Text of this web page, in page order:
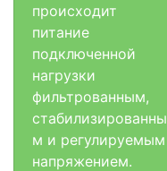
происходит
питание
подключенной
нагрузки
фильтрованным,
стабилизированны
м и регулируемым
напряжением.